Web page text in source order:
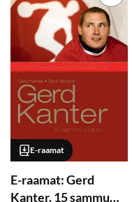
E-raamat
E-raamat: Gerd
Kanter. 15 sammu